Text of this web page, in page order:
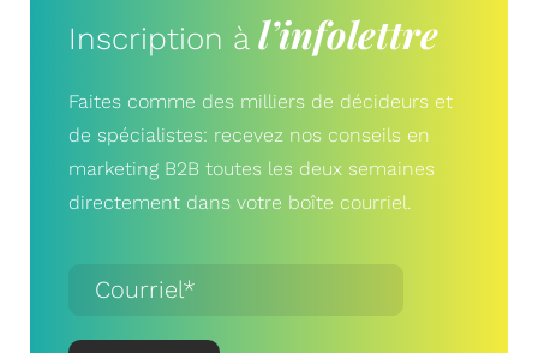
Inscription à l’infolettre
Faites comme des milliers de décideurs et
de spécialistes: recevez nos conseils en
marketing B2B toutes les deux semaines
directement dans votre boîte courriel.